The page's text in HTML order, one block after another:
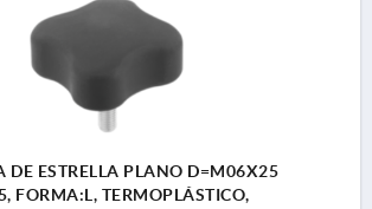
DE ESTRELLA PLANO D=M06X25
FORMA:L, TERMOPLÁSTICO,